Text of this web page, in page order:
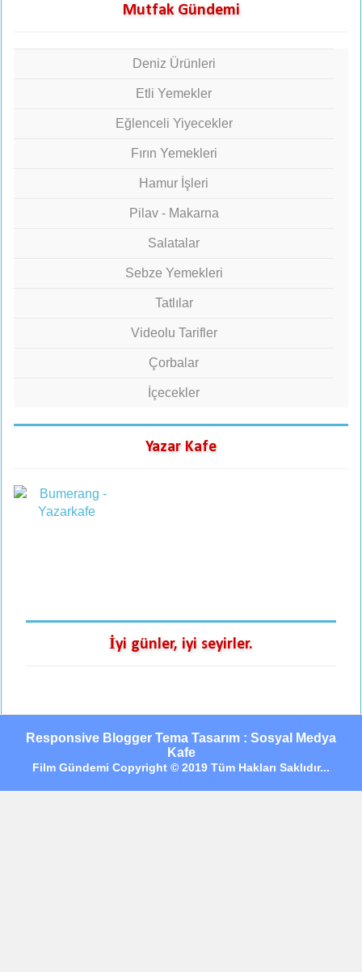
Mutfak Gündemi
Deniz Ürünleri
Etli Yemekler
Eğlenceli Yiyecekler
Fırın Yemekleri
Hamur İşleri
Pilav - Makarna
Salatalar
Sebze Yemekleri
Tatlılar
Videolu Tarifler
Çorbalar
İçecekler
Yazar Kafe
İyi günler, iyi seyirler.
Responsive Blogger Tema Tasarım : Sosyal Medya
Kafe
Film Gündemi Copyright © 2019 Tüm Hakları Saklıdır...